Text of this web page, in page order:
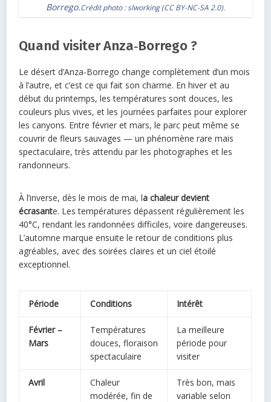
Borrego.Crédit photo :slworking(CC BY-NC-SA 2.0).
Quand visiter Anza‑Borrego ?
Le désert d’Anza‑Borrego change complètement d’un mois
à l’autre, et c’est ce qui fait son charme. En hiver et au
début du printemps, les températures sont douces, les
couleurs plus vives, et les journées parfaites pour explorer
les canyons. Entre février et mars, le parc peut même se
couvrir de fleurs sauvages — un phénomène rare mais
spectaculaire, très attendu par les photographes et les
randonneurs.
À l’inverse, dès le mois de mai, la chaleur devient
écrasante. Les températures dépassent régulièrement les
40°C, rendant les randonnées difficiles, voire dangereuses.
L’automne marque ensuite le retour de conditions plus
agréables, avec des soirées claires et un ciel étoilé
exceptionnel.
Période Conditions Intérêt
Février –
Mars
Températures
douces, floraison
spectaculaire
La meilleure
période pour
visiter
Avril
Chaleur
modérée, fin de
Très bon, mais
variable selon